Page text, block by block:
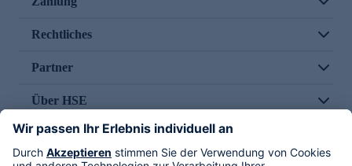
Rechtliches
Partner
Über HSE
Im TV